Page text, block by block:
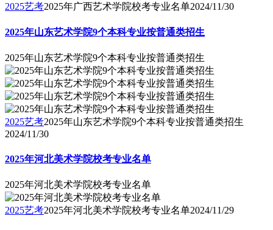
2025艺考2025年广西艺术学院校考专业名单2024/11/30
2025年山东艺术学院9个本科专业按普通类招生
2025年山东艺术学院9个本科专业按普通类招生
2025艺考2025年山东艺术学院9个本科专业按普通类招生
2024/11/30
2025年河北美术学院校考专业名单
2025年河北美术学院校考专业名单
2025艺考2025年河北美术学院校考专业名单2024/11/29